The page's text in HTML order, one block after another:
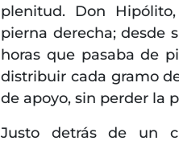
plenitud. Don
pierna derecha; desde
horas que pasaba de
distribuir cada gramo
de apoyo, sin perder la
Justo detrás de un